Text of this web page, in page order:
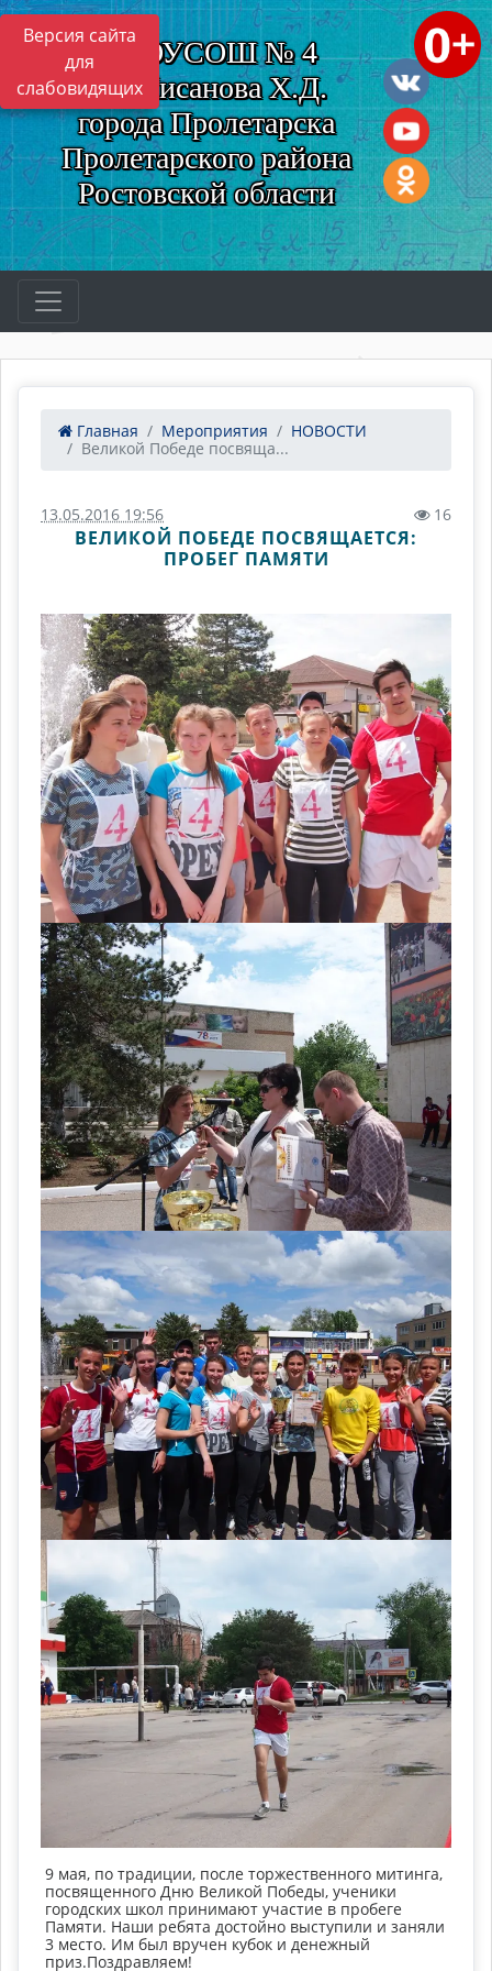
Версия сайта
для
слабовидящих
МБОУСОШ № 4
им. Нисанова Х.Д.
города Пролетарска
Пролетарского района
Ростовской области
Главная Мероприятия
НОВОСТИ
Великой Победе посвяща...
13.05.2016 19:56 16
ВЕЛИКОЙ ПОБЕДЕ ПОСВЯЩАЕТСЯ:
ПРОБЕГ ПАМЯТИ
9 мая, по традиции, после торжественного митинга,
посвященного Дню Великой Победы, ученики
городских школ принимают участие в пробеге
Памяти. Наши ребята достойно выступили и заняли
3 место. Им был вручен кубок и денежный
приз.Поздравляем!